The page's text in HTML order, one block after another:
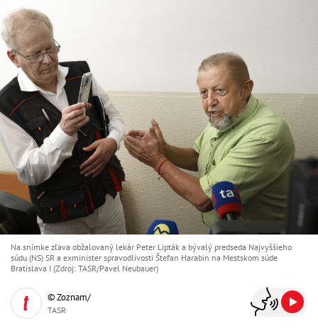
Na snímke zľava obžalovaný lekár Peter Lipták a bývalý predseda Najvyššieho
súdu (NS) SR a exminister spravodlivosti Štefan Harabin na Mestskom súde
Bratislava I (Zdroj: TASR/Pavel Neubauer)
© Zoznam/
TASR